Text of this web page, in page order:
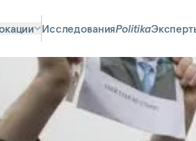
ИсследованияPolitika